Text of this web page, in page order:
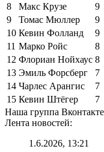
8
Макс Крузе
9
9
Томас Мюллер
9
10 Кевин Фолланд
9
11 Марко Ройс
8
12 Флориан Нойхаус 8
13 Эмиль Форсберг
7
14 Чарлес Арангис
7
15 Кевин Штёгер
7
Наша группа Вконтакте
Лента новостей:
1.6.2026, 13:21